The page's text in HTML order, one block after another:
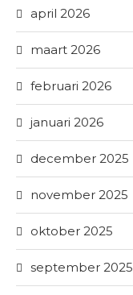
april 2026
maart 2026
februari 2026
januari 2026
december 2025
november 2025
oktober 2025
september 2025